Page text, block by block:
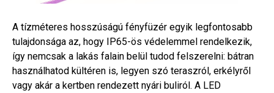
A tízméteres hosszúságú fényfüzér egyik legfontosabb
tulajdonsága az, hogy IP65-ös védelemmel rendelkezik,
így nemcsak a lakás falain belül tudod felszerelni: bátran
használhatod kültéren is, legyen szó teraszról, erkélyről
vagy akár a kertben rendezett nyári buliról. A LED